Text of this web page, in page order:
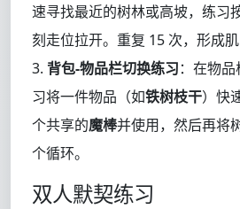
速寻找最近的树林或高坡，练习
刻走位拉开。重复 15 次，形成肌
3. 背包-物品栏切换练习：在物
习将一件物品（如铁树枝干）快
个共享的魔棒并使用，然后再将
个循环。
双人默契练习